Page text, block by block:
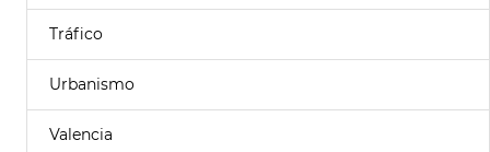
Tráfico
Urbanismo
Valencia